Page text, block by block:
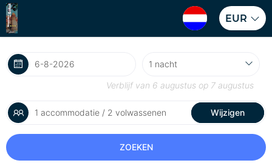
EUR
Verblijf van 6 augustus op 7 augustus
1 accommodatie / 2 volwassenen Wijzigen